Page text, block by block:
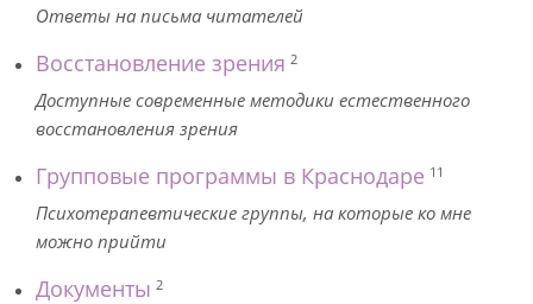
Ответы на письма читателей
Восстановление зрения 2
Доступные современные методики естественного
восстановления зрения
Групповые программы в Краснодаре 11
Психотерапевтические группы, на которые ко мне
можно прийти
Документы 2